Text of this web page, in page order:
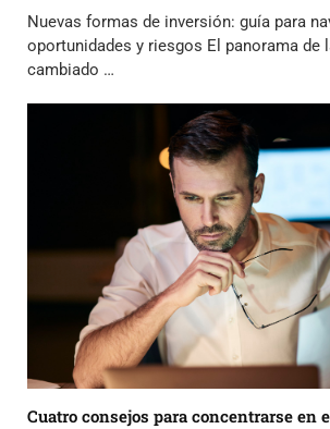
Nuevas formas de inversión: guía para
oportunidades y riesgos El panorama de
cambiado …
Cuatro consejos para concentrarse en